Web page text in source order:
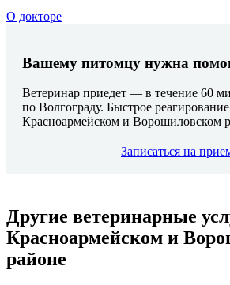
О докторе
Вашему питомцу нужна
Ветеринар приедет — в течение 60
по Волгограду. Быстрое
Красноармейском и Ворошиловском
Записаться на
Другие ветеринарные
Красноармейском и
районе